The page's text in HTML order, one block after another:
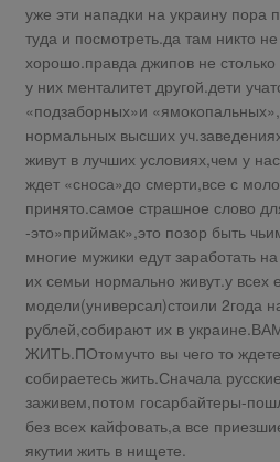
уже эти нападки на украину пора
туда и посмотреть.да там никто
хорошо.правда джипов не
у них менталитет другой.дети
«подзаборных»и
нормальных высших
живут в лучших условиях,чем у
ждет «сноса»до смерти,все с
принято.самое страшное слово
-это»приймак»,это позор быть
многие мужики едут заработать
их семьи нормально живут.у
модели(универсал)стоили 2года
рублей,собирают их в
ЖИТЬ.ПОтомучто вы чего то
собираетесь жить.Сначала
заживем,потом госарбайтеры-
без всех кайфовать,а все
якутии жить в нищете.